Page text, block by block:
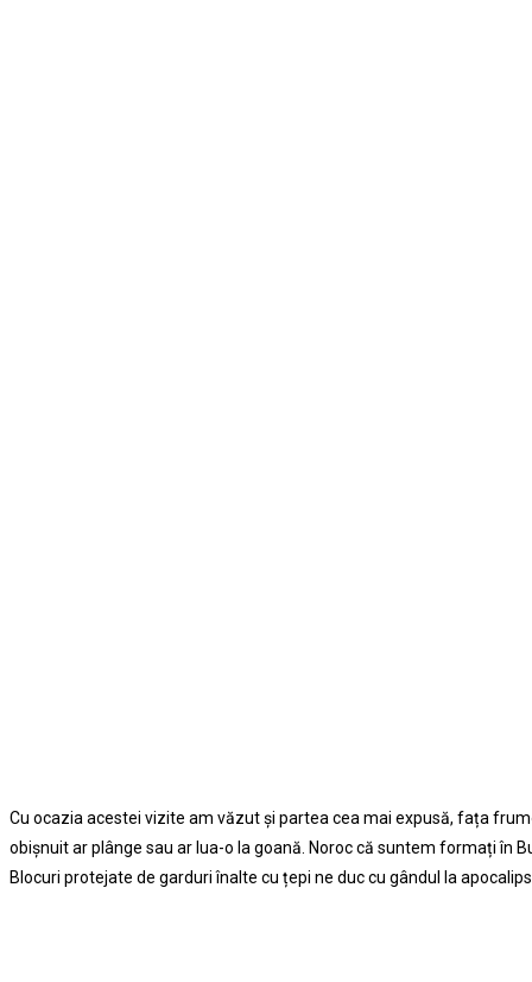
Cu ocazia acestei vizite am văzut şi partea cea mai expusă, fața
obişnuit ar plânge sau ar lua-o la goană. Noroc că suntem formați în
Blocuri protejate de garduri înalte cu țepi ne duc cu gândul la